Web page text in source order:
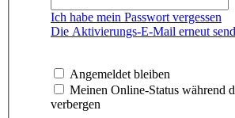
Ich habe mein Passwort vergessen
Die Aktivierungs-E-Mail erneut
Angemeldet bleiben
Meinen Online-Status während
verbergen